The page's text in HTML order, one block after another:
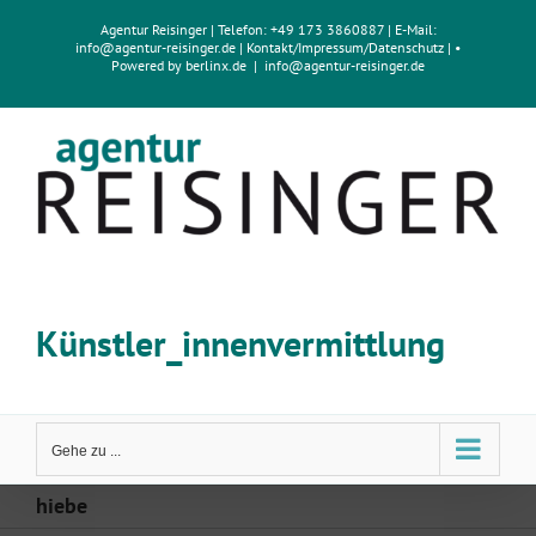
Agentur Reisinger| Telefon: +49 173 3860887 | E-Mail:
info@agentur-reisinger.de | Kontakt/Impressum/Datenschutz | •
Powered by berlinx.de | info@agentur-reisinger.de
Künstler_innenvermittlung
Gehe zu ...
hiebe